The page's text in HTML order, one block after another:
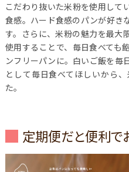
こだわり抜いた米粉を使用して
食感。ハード食感のパンが好き
す。さらに、米粉の魅力を最大
使用することで、毎日食べても
ンフリーパンに。白いご飯を毎
として毎日食べてほしいから
た。
定期便だと便利で